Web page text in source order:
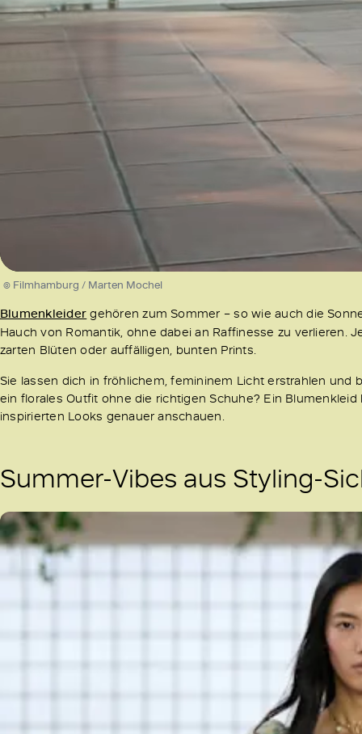
© Filmhamburg / Marten Mochel
Blumenkleider gehören zum Sommer – so wie auch die
Hauch von Romantik, ohne dabei an Raffinesse zu verlieren.
zarten Blüten oder auffälligen, bunten Prints.
Sie lassen dich in fröhlichem, femininem Licht erstrahlen
ein florales Outfit ohne die richtigen Schuhe? Ein
inspirierten Looks genauer anschauen.
Summer-Vibes aus Styling-